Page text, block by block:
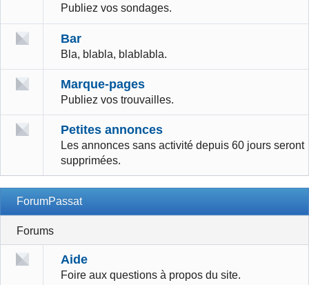
Publiez vos sondages.
Bar
Bla, blabla, blablabla.
Marque-pages
Publiez vos trouvailles.
Petites annonces
Les annonces sans activité depuis 60 jours seront
supprimées.
ForumPassat
Forums
Aide
Foire aux questions à propos du site.